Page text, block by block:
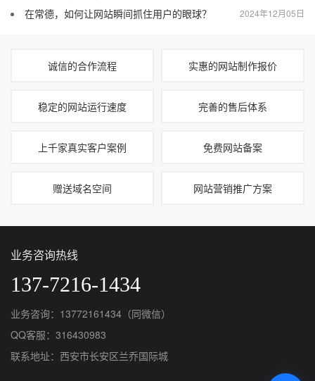
2024年12月05日
在常德，如何让网站瞬间抓住用户的眼球？
诚信的合作流程 实惠的网站制作报价
稳定的网站运行速度 完善的售后体系
上千家真实客户案例 免费网站备案
赠送域名空间 网站营销推广方案
业务咨询热线
137-7216-1434
业务咨询：13772161434（同微信）
QQ客服： 316430983
联系地址：西安市长安区兰乔国际城